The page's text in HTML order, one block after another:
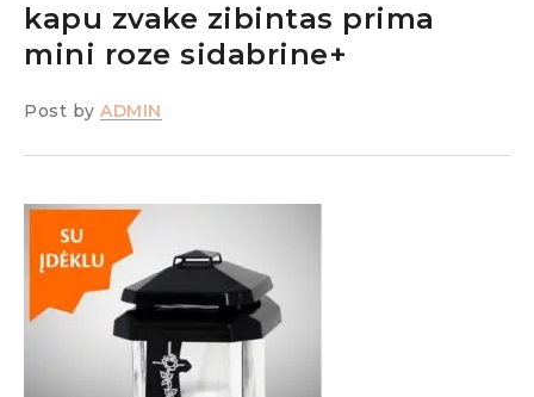
kapu zvake zibintas prima
mini roze sidabrine+
Post by ADMIN